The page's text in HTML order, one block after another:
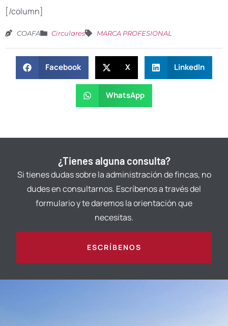
[/column]
COAFA Circulares MARCA PROFESIONAL
Facebook X LinkedIn
WhatsApp
¿Tienes alguna consulta?
Si tienes dudas sobre la administración de fincas, no
dudes en consultarnos. Escríbenos a través del
formulario y te daremos la orientación que
necesitas.
ESCRÍBENOS